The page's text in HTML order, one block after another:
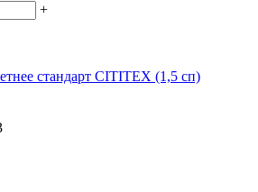
+
стандарт CITITEX (1,5 сп)